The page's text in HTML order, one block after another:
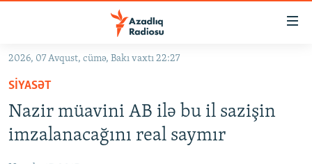
Əsas
qayıt
Əsas
naviqasiyaya
qayıt
Axtarışa
GÜNDƏM
KORRUPSIOMETR
2026, 07 Avqust, cümə, Bakı vaxtı 22:27
SIYASƏT
Nazir müavini AB ilə bu il sazişin
imzalanacağını real saymır